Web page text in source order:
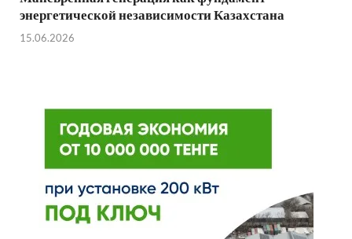
энергетической независимости Казахстана
15.06.2026